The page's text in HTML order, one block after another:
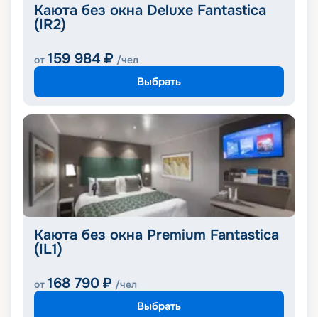
Каюта без окна Deluxe Fantastica
(IR2)
от 159 984 ₽ /чел
Выбрать
Каюта без окна Premium Fantastica
(IL1)
от 168 790 ₽ /чел
Выбрать